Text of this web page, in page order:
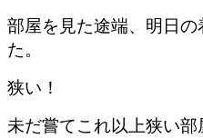
部屋を見た途端、明日
た。
狭い！
未だ嘗てこれ以上狭い